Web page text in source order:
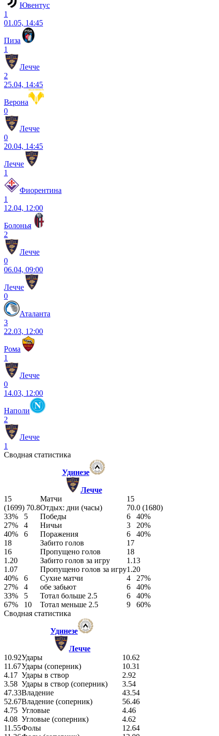
Ювентус
1
01.05, 14:45
Пиза
1
Лечче
2
25.04, 14:45
Верона
0
Лечче
0
20.04, 14:45
Лечче
1
Фиорентина
1
12.04, 12:00
Болонья
2
Лечче
0
06.04, 09:00
Лечче
0
Аталанта
3
22.03, 12:00
Рома
1
Лечче
0
14.03, 12:00
Наполи
2
Лечче
1
Сводная статистика
Удинезе
Лечче
15
Матчи
15
(1699) 70.8Отдых: дни (часы)
70.0 (1680)
33% 5 Победы 6 40%
27% 4 Ничьи 3 20%
40% 6 Поражения 6 40%
18
Забито голов
17
16
Пропущено голов
18
1.20
Забито голов за игру
1.13
1.07
Пропущено голов за игру1.20
40% 6 Сухие матчи 4 27%
27% 4 обе забьют 6 40%
33% 5 Тотал больше 2.5 6 40%
67% 10 Тотал меньше 2.5 9 60%
Сводная статистика
Удинезе
Лечче
10.92Удары
10.62
11.67Удары (соперник)
10.31
4.17 Удары в створ
2.92
3.58 Удары в створ (соперник)
3.54
47.33Владение
43.54
52.67Владение (соперник)
56.46
4.75 Угловые
4.46
4.08 Угловые (соперник)
4.62
11.55Фолы
12.64